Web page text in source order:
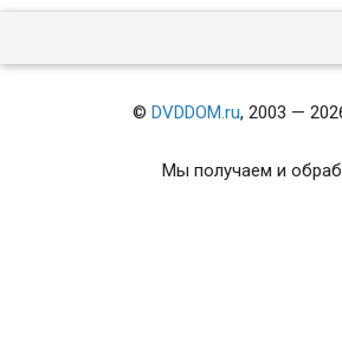
©DVDDOM.ru, 2003 —
Мы получаем и